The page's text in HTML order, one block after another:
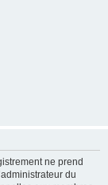
ne prend
du